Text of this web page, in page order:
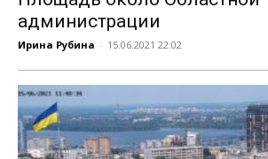
администрации
Ирина Рубина - 15.06.2021 22:02